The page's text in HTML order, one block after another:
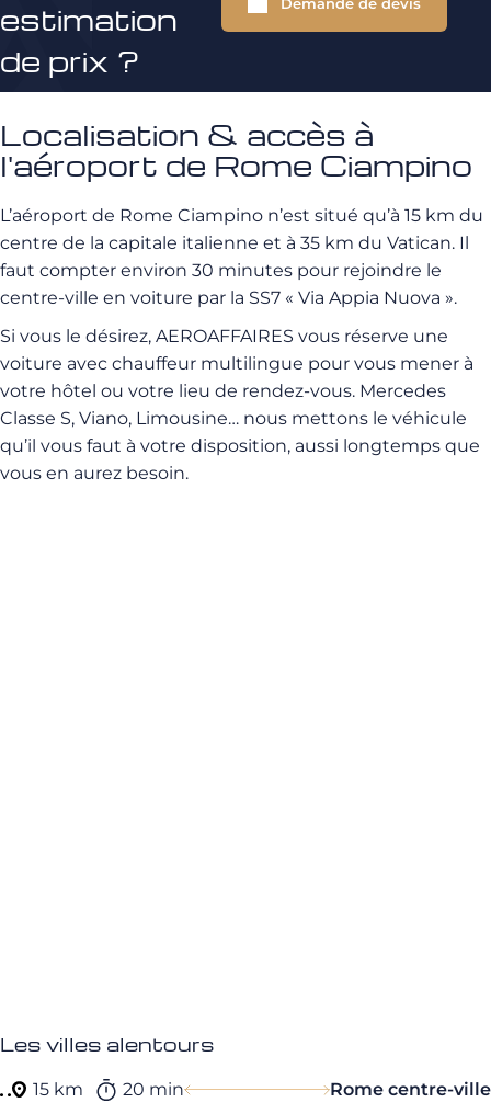
estimation
de prix ?
Localisation & accès à
l'aéroport de Rome Ciampino
L’aéroport de Rome Ciampino n’est situé qu’à 15 km du
centre de la capitale italienne et à 35 km du Vatican. Il
faut compter environ 30 minutes pour rejoindre le
centre-ville en voiture par la SS7 « Via Appia Nuova ».
Si vous le désirez, AEROAFFAIRES vous réserve une
voiture avec chauffeur multilingue pour vous mener à
votre hôtel ou votre lieu de rendez-vous. Mercedes
Classe S, Viano, Limousine… nous mettons le véhicule
qu’il vous faut à votre disposition, aussi longtemps que
vous en aurez besoin.
Les villes alentours
15 km 20 min
Rome centre-ville